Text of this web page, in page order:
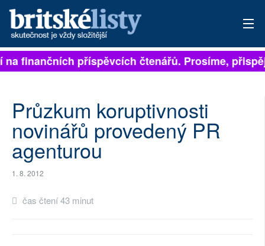
PŘIHLÁSIT
ARCHIV
ROZHOVORY
TÉMATA
NEJČTENĚJŠÍ ZA 7 DNÍ
příspěvcích čtenářů. Prosíme,
Průzkum koruptivnosti
novinářů provedený PR
agenturou
1. 8. 2012
čas čtení 43 minut